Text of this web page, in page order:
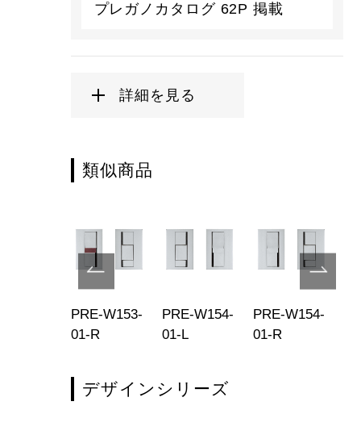
プレガノカタログ 62P 掲載
詳細を見る
類似商品
PRE-W153-
01-R
PRE-W154-
01-L
PRE-W154-
01-R
デザインシリーズ